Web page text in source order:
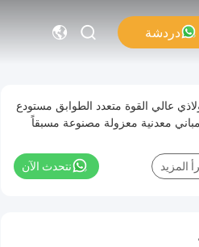
دردشة
عالي القوة متعدد الطوابق مستودع
معدنية معزولة مصنوعة مسبقاً
نتحدث الآن المزيد